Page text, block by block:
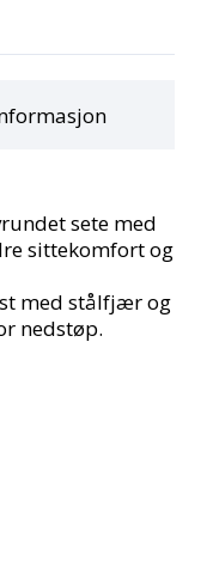
sete med
sittekomfort og
med stålfjær og
nedstøp.